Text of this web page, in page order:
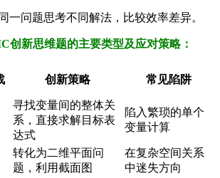
一问题思考不同解法，比较效率差异。
创新思维题的主要类型及应对策略：
创新策略 常见陷阱
寻找变量间的整体关
系，直接求解目标表
达式
陷入繁琐的单个
变量计算
转化为二维平面问
题，利用截面图
在复杂空间关系
中迷失方向